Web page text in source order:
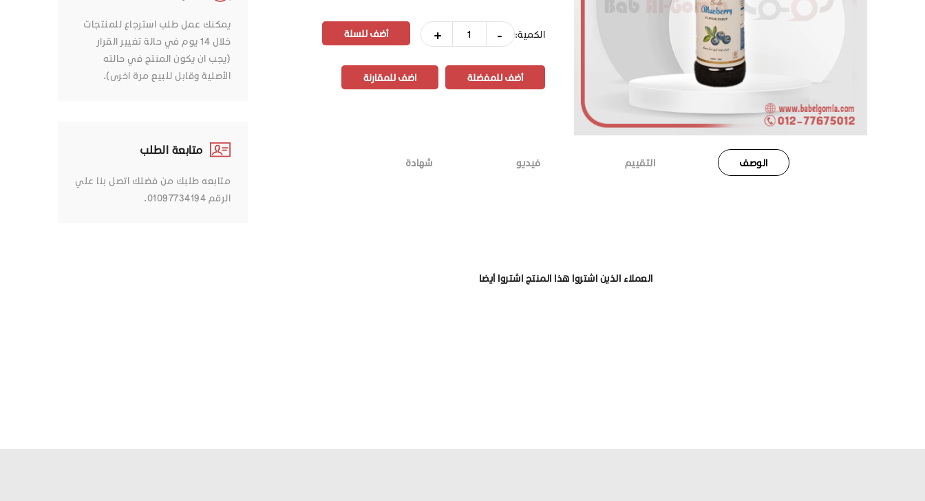
الكمية: -
+
أضف للمفضلة اضف للمقارنة
الوصف التقييم فيديو شهادة
العملاء الذين اشتروا هذا المنتج اشتروا أيضا
يمكنك عمل طلب استرجاع للمنتجات
خلال 14 يوم في حالة تغيير القرار
(يجب ان يكون المنتج في حالته
الأصلية وقابل للبيع مرة اخرى).
متابعة الطلب
متابعه طلبك من فضلك اتصل بنا علي
الرقم 01097734194.